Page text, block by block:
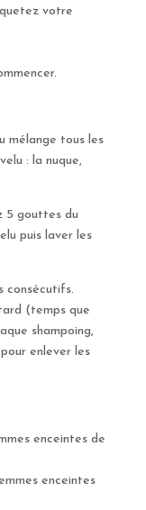
votre
mélange tous les
: la nuque,
5 gouttes du
puis laver les
consécutifs.
(temps que
shampoing,
enlever les
enceintes de
enceintes